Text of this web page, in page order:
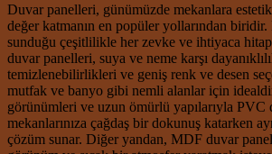
Duvar panelleri, günümüzde mekanlara
değer katmanın en popüler yollarından biridir.
sunduğu çeşitlilikle her zevke ve ihtiyaca
duvar panelleri, suya ve neme karşı
temizlenebilirlikleri ve geniş renk ve desen
mutfak ve banyo gibi nemli alanlar için
görünümleri ve uzun ömürlü yapılarıyla PVC
mekanlarınıza çağdaş bir dokunuş katarken
çözüm sunar. Diğer yandan, MDF duvar